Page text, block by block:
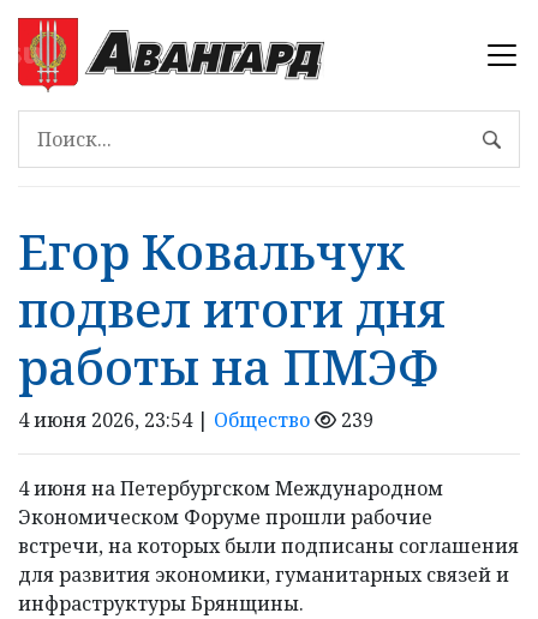
Егор Ковальчук
подвел итоги дня
работы на ПМЭФ
4 июня 2026, 23:54 | Общество 239
4 июня на Петербургском Международном
Экономическом Форуме прошли рабочие
встречи, на которых были подписаны соглашения
для развития экономики, гуманитарных связей и
инфраструктуры Брянщины.